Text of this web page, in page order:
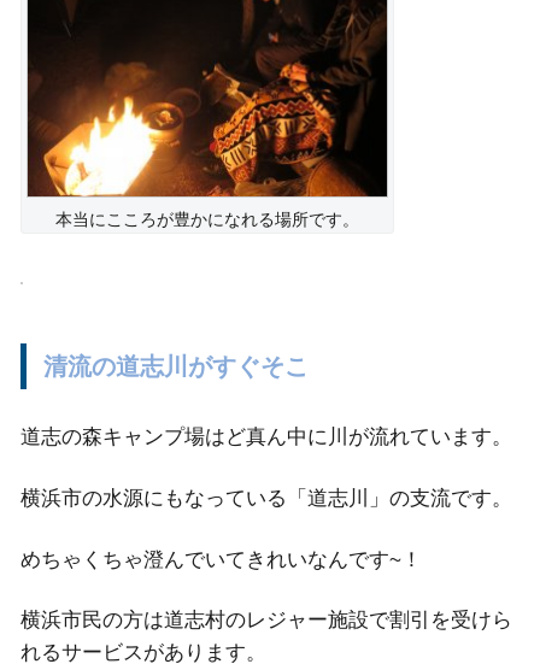
本当にこころが豊かになれる場所です。
清流の道志川がすぐそこ
道志の森キャンプ場はど真ん中に川が流れています。
横浜市の水源にもなっている「道志川」の支流です。
めちゃくちゃ澄んでいてきれいなんです~！
横浜市民の方は道志村のレジャー施設で割引を受けら
れるサービスがあります。